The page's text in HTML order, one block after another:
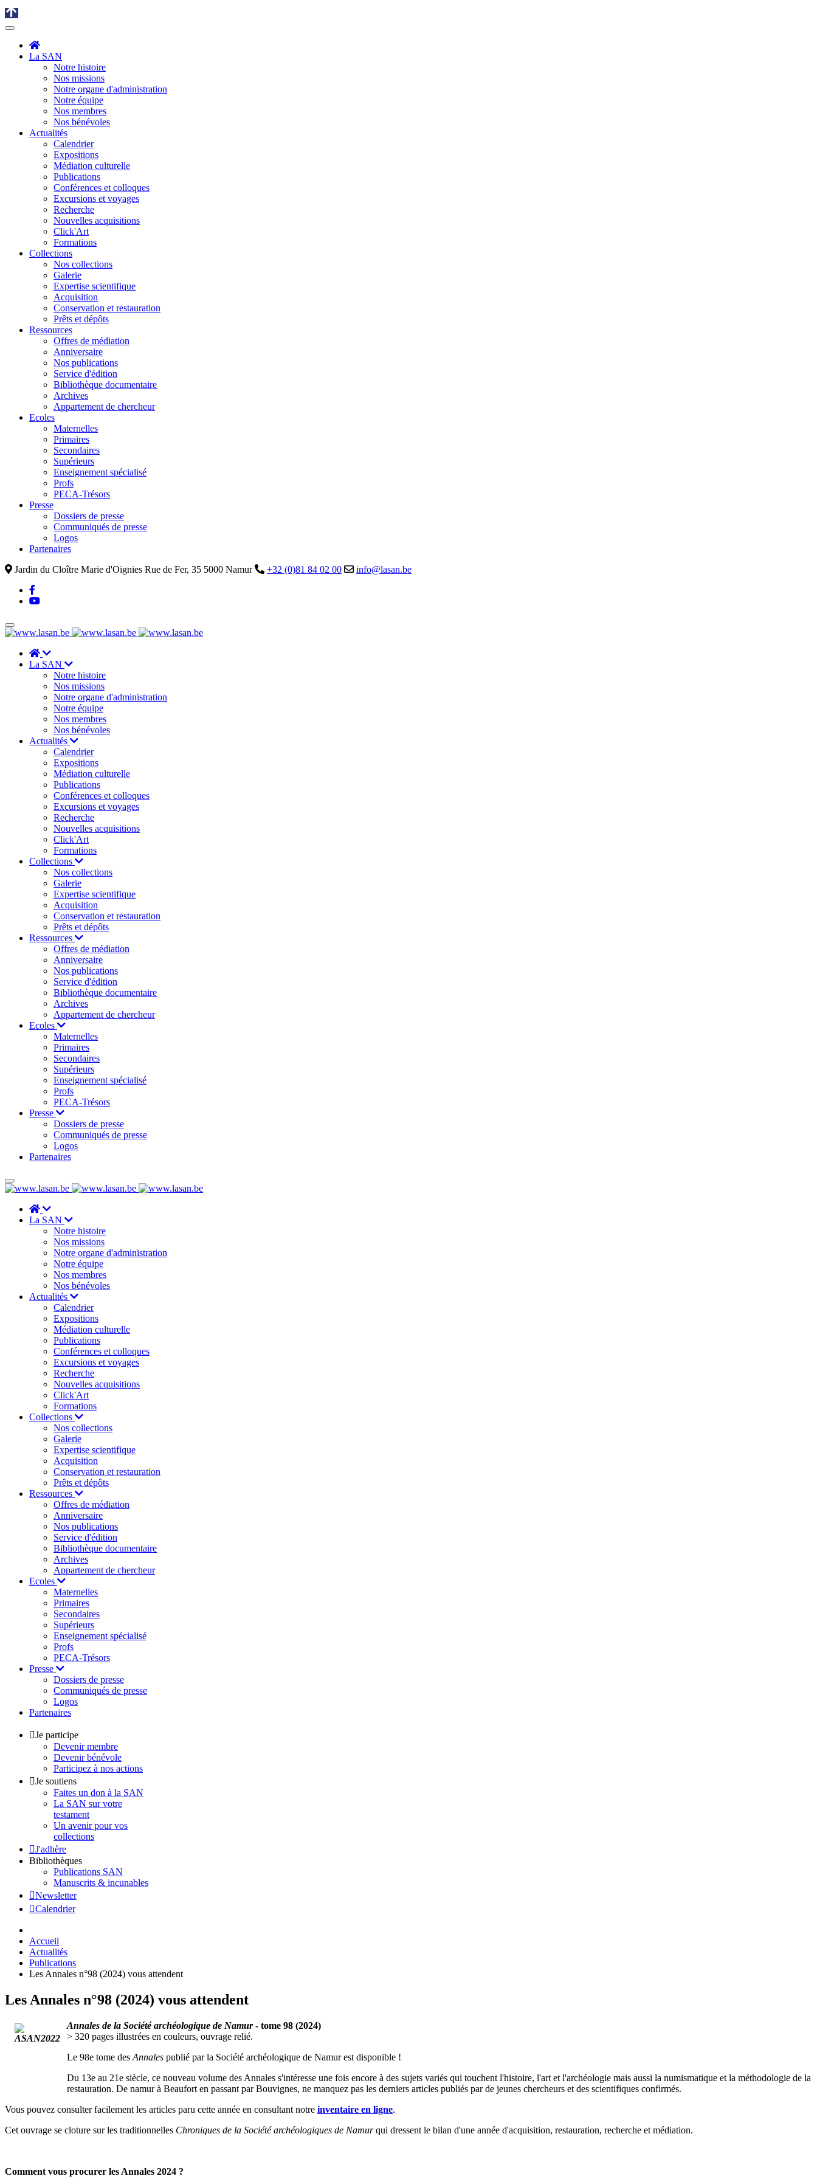
La SAN
Notre histoire
Nos missions
Notre organe d'administration
Notre équipe
Nos membres
Nos bénévoles
Actualités
Calendrier
Expositions
Médiation culturelle
Publications
Conférences et colloques
Excursions et voyages
Recherche
Nouvelles acquisitions
Click'Art
Formations
Collections
Nos collections
Galerie
Expertise scientifique
Acquisition
Conservation et restauration
Prêts et dépôts
Ressources
Offres de médiation
Anniversaire
Nos publications
Service d'édition
Bibliothèque documentaire
Archives
Appartement de chercheur
Ecoles
Maternelles
Primaires
Secondaires
Supérieurs
Enseignement spécialisé
Profs
PECA-Trésors
Presse
Dossiers de presse
Communiqués de presse
Logos
Partenaires
Jardin du Cloître Marie d'Oignies Rue de Fer, 35 5000 Namur
+32 (0)81 84 02 00 info@lasan.be
La SAN
Notre histoire
Nos missions
Notre organe d'administration
Notre équipe
Nos membres
Nos bénévoles
Actualités
Calendrier
Expositions
Médiation culturelle
Publications
Conférences et colloques
Excursions et voyages
Recherche
Nouvelles acquisitions
Click'Art
Formations
Collections
Nos collections
Galerie
Expertise scientifique
Acquisition
Conservation et restauration
Prêts et dépôts
Ressources
Offres de médiation
Anniversaire
Nos publications
Service d'édition
Bibliothèque documentaire
Archives
Appartement de chercheur
Ecoles
Maternelles
Primaires
Secondaires
Supérieurs
Enseignement spécialisé
Profs
PECA-Trésors
Presse
Dossiers de presse
Communiqués de presse
Logos
Partenaires
La SAN
Notre histoire
Nos missions
Notre organe d'administration
Notre équipe
Nos membres
Nos bénévoles
Actualités
Calendrier
Expositions
Médiation culturelle
Publications
Conférences et colloques
Excursions et voyages
Recherche
Nouvelles acquisitions
Click'Art
Formations
Collections
Nos collections
Galerie
Expertise scientifique
Acquisition
Conservation et restauration
Prêts et dépôts
Ressources
Offres de médiation
Anniversaire
Nos publications
Service d'édition
Bibliothèque documentaire
Archives
Appartement de chercheur
Ecoles
Maternelles
Primaires
Secondaires
Supérieurs
Enseignement spécialisé
Profs
PECA-Trésors
Presse
Dossiers de presse
Communiqués de presse
Logos
Partenaires
Je participe
Devenir membre
Devenir bénévole
Participez à nos actions
Je soutiens
Faites un don à la SAN
La SAN sur votre
testament
Un avenir pour vos
collections
J'adhère
Bibliothèques
Publications SAN
Manuscrits & incunables
Newsletter
Calendrier
Accueil
Actualités
Publications
Les Annales n°98 (2024) vous attendent
Les Annales n°98 (2024) vous attendent
Annales de la Société archéologique de Namur- tome 98 (2024)
> 320 pages illustrées en couleurs, ouvrage relié.
Le 98e tome des Annales publié par la Société archéologique de Namur est disponible !
Du 13e au 21e siècle, ce nouveau volume des Annales s'intéresse une fois encore à des sujets variés qui touchent l'histoire, l'art et l'archéologie mais aussi la numismatique et la méthodologie de la
restauration. De namur à Beaufort en passant par Bouvignes, ne manquez pas les derniers articles publiés par de jeunes chercheurs et des scientifiques confirmés.
Vous pouvez consulter facilement les articles paru cette année en consultant notre inventaire en ligne.
Cet ouvrage se cloture sur les traditionnelles Chroniques de la Société archéologiques de Namurqui dressent le bilan d'une année d'acquisition, restauration, recherche et médiation.
Comment vous procurer les Annales 2024 ?